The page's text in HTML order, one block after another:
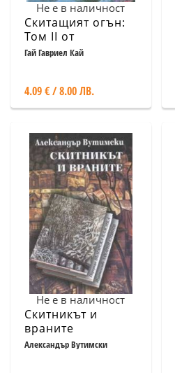
Не е в наличност
Скитащият огън:
Том II от
трилогията за
Гай Гавриел Кай
4.09 € / 8.00 ЛВ.
Не е в наличност
Скитникът и
враните
Александър Вутимски